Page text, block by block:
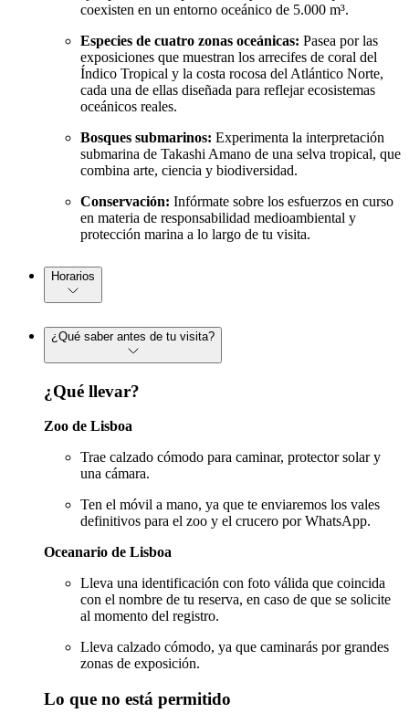
coexisten en un entorno oceánico de 5.000 m³.
Especies de cuatro zonas oceánicas: Pasea por las
exposiciones que muestran los arrecifes de coral del
Índico Tropical y la costa rocosa del Atlántico Norte,
cada una de ellas diseñada para reflejar ecosistemas
oceánicos reales.
Bosques submarinos: Experimenta la interpretación
submarina de Takashi Amano de una selva tropical, que
combina arte, ciencia y biodiversidad.
Conservación: Infórmate sobre los esfuerzos en curso
en materia de responsabilidad medioambiental y
protección marina a lo largo de tu visita.
Horarios
¿Qué saber antes de tu visita?
¿Qué llevar?
Zoo de Lisboa
Trae calzado cómodo para caminar, protector solar y
una cámara.
Ten el móvil a mano, ya que te enviaremos los vales
definitivos para el zoo y el crucero por WhatsApp.
Oceanario de Lisboa
Lleva una identificación con foto válida que coincida
con el nombre de tu reserva, en caso de que se solicite
al momento del registro.
Lleva calzado cómodo, ya que caminarás por grandes
zonas de exposición.
Lo que no está permitido